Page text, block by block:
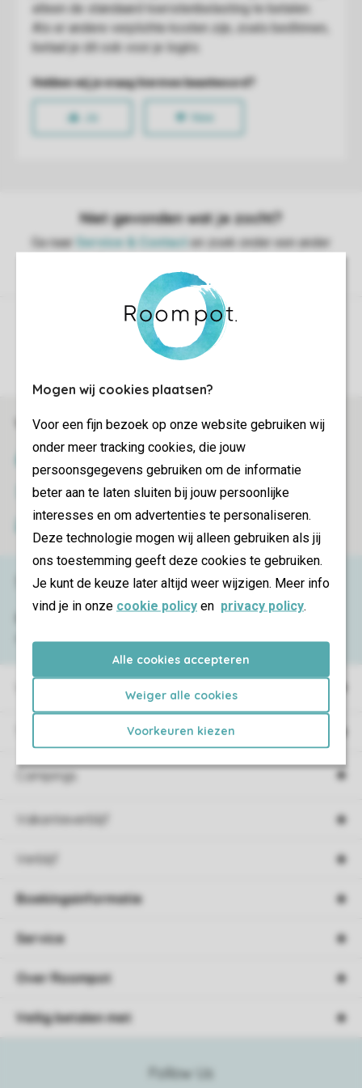
Mogen wij cookies plaatsen?
Voor een fijn bezoek op onze website gebruiken wij
onder meer tracking cookies, die jouw
persoonsgegevens gebruiken om de informatie
beter aan te laten sluiten bij jouw persoonlijke
interesses en om advertenties te personaliseren.
Deze technologie mogen wij alleen gebruiken als jij
ons toestemming geeft deze cookies te gebruiken.
Je kunt de keuze later altijd weer wijzigen. Meer info
vind je in onze cookie policy en privacy policy.
Alle cookies accepteren
Weiger alle cookies
Voorkeuren kiezen
Controle over jouw gegevens & privacy
Instellingen wijzigen
Veilig en snel online boeken
Veilige gegevensoverdracht
Campings
Vakantieverblijf
Verblijf
Service & contact
Follow Us
Boekingsinformatie
Service
Over Roompot
Veilig betalen met